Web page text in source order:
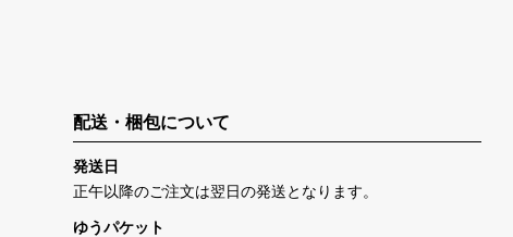
配送・梱包について
発送日
正午以降のご注文は翌日の発送となります。
ゆうパケット